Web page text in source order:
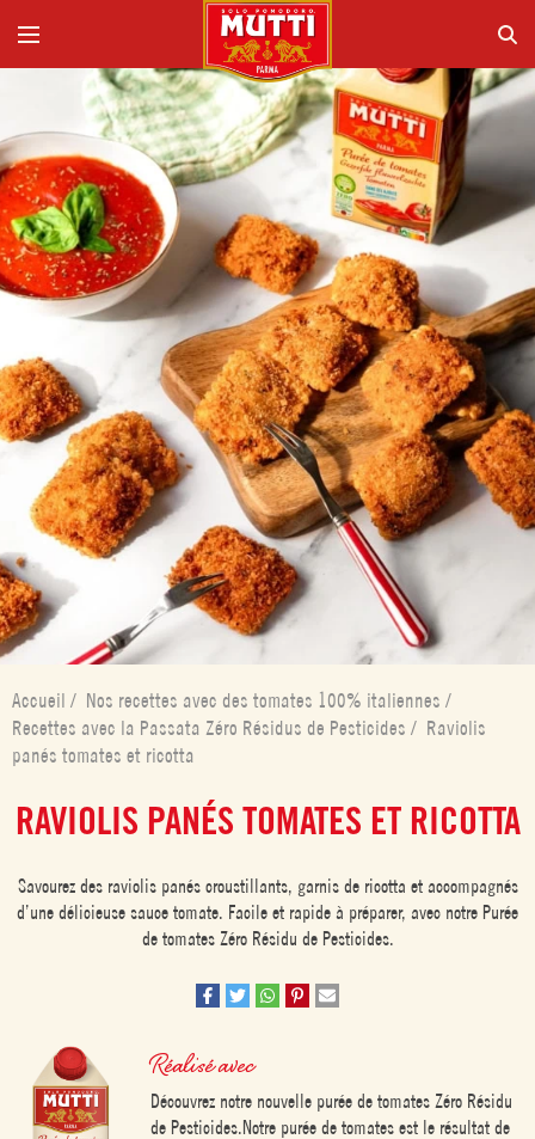
Accueil / Nos recettes avec des tomates 100% italiennes /
Recettes avec la Passata Zéro Résidus de Pesticides / Raviolis
panés tomates et ricotta
RAVIOLIS PANÉS TOMATES ET RICOTTA
Savourez des raviolis panés croustillants, garnis de ricotta et accompagnés
d’une délicieuse sauce tomate. Facile et rapide à préparer, avec notre Purée
de tomates Zéro Résidu de Pesticides.
Réalisé avec
Découvrez notre nouvelle purée de tomates Zéro Résidu
de Pesticides.Notre purée de tomates est le résultat de